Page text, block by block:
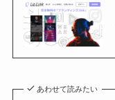
あわせて読みたい